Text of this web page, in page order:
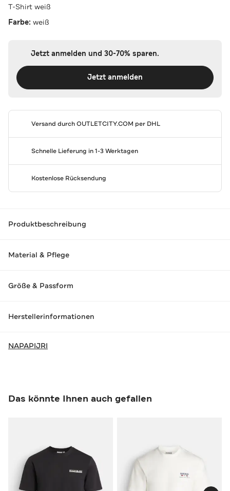
T-Shirt weiß
Farbe: weiß
Jetzt anmelden und 30-70% sparen.
Jetzt anmelden
Versand durchOUTLETCITY.COM per DHL
Schnelle Lieferung in 1-3 Werktagen
Kostenlose Rücksendung
Produktbeschreibung
Material & Pflege
Größe & Passform
Herstellerinformationen
NAPAPIJRI
Das könnte Ihnen auch gefallen